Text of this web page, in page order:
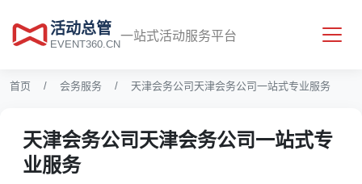
活动总管
EVENT360.CN
一站式活动服务平台
首页 会务服务 天津会务公司天津会务公司一站式专业服务
天津会务公司天津会务公司一站式专
业服务